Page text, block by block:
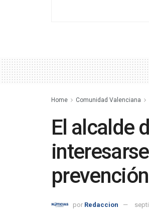
Home Comunidad Valenciana
El alcalde
por Redaccion